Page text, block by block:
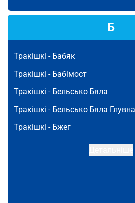
Б
Тракішкі - Бабяк
Тракішкі - Бабімост
Тракішкі - Бельсько Бяла
Тракішкі - Бельсько Бяла Глувна
Тракішкі - Бжег